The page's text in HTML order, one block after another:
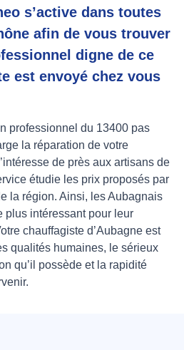
s’active dans toutes
afin de vous trouver
digne de ce
est envoyé chez vous
professionnel du 13400 pas
la réparation de votre
de près aux artisans de
étudie les prix proposés par
la région. Ainsi, les Aubagnais
plus intéressant pour leur
chauffagiste d’Aubagne est
qualités humaines, le sérieux
qu’il possède et la rapidité